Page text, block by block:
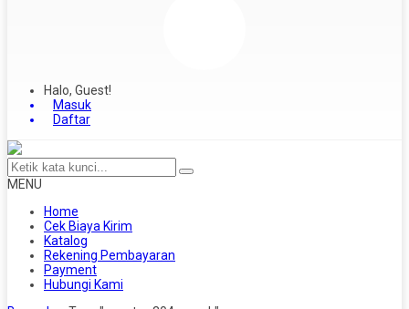
Halo, Guest!
Masuk
Daftar
MENU
Home
Cek Biaya Kirim
Katalog
Rekening Pembayaran
Payment
Hubungi Kami